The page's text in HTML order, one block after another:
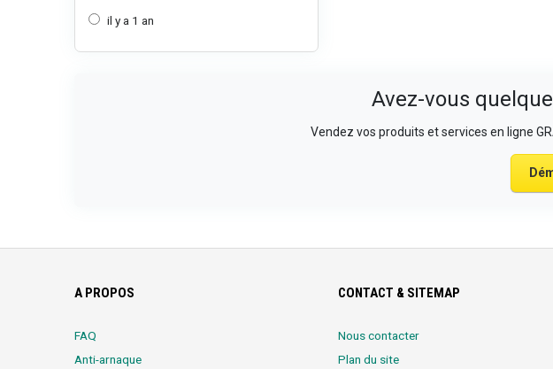
il y a 1 an
Avez-vous
Vendez vos produits et services en ligne
A PROPOS
FAQ
Anti-arnaque
CONTACT & SITEMAP
Nous contacter
Plan du site